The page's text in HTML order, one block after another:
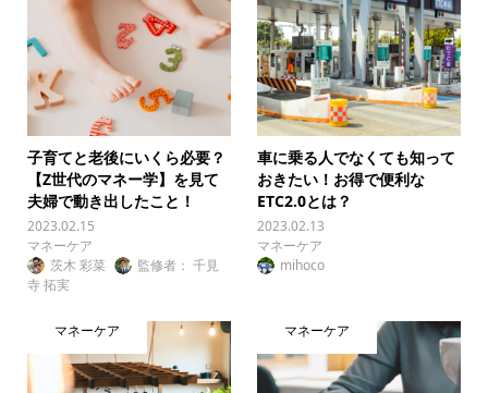
子育てと老後にいくら必要？
【Z世代のマネー学】を見て
夫婦で動き出したこと！
2023.02.15
マネーケア
茨木 彩菜
監修者： 千見
寺 拓実
車に乗る人でなくても知って
おきたい！お得で便利な
ETC2.0とは？
2023.02.13
マネーケア
mihoco
マネーケア マネーケア